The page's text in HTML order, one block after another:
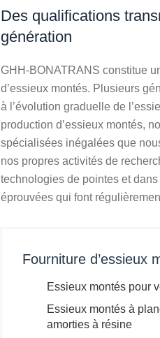
Des qualifications
génération
GHH-BONATRANS constitue
d’essieux montés. Plusieurs
à l’évolution graduelle de
production d’essieux montés,
spécialisées inégalées que
nos propres activités de
technologies de pointes et
éprouvées qui font
Fourniture d’essieux
Essieux montés pour
Essieux montés à
amorties à résine